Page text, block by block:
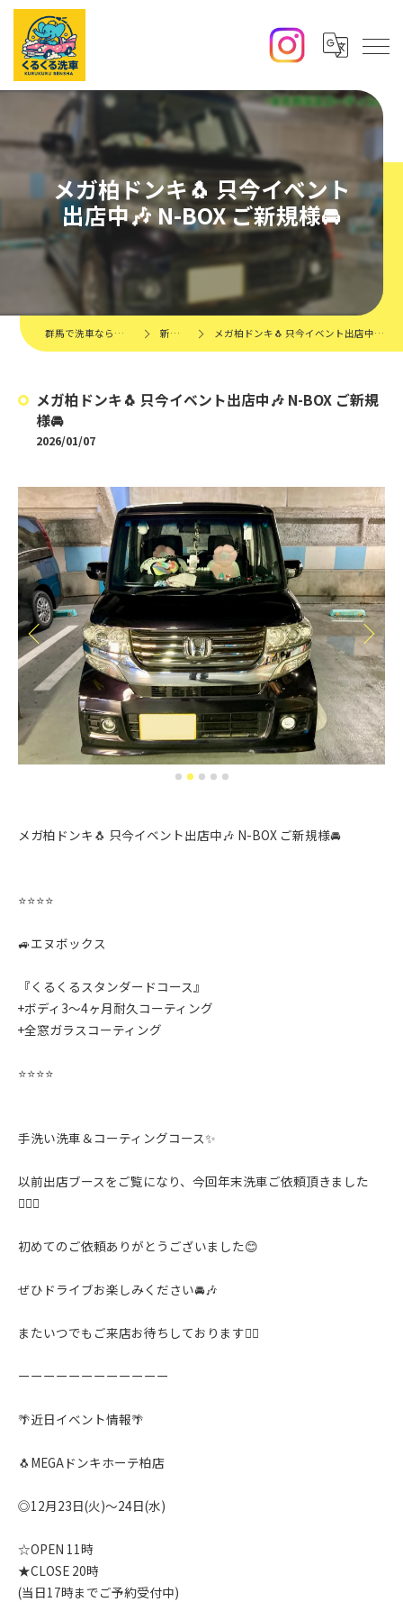
メガ柏ドンキ🐧 只今イベント
出店中🎶 N-BOX ご新規様🚘
群馬で洗車ならくるくる洗車 新着情報 メガ柏ドンキ🐧 只今イベント出店中🎶 N-BOX ご新規様🚘
メガ柏ドンキ🐧 只今イベント出店中🎶 N-BOX ご新規
様🚘
2026/01/07
メガ柏ドンキ🐧 只今イベント出店中🎶 N-BOX ご新規様🚘
⭐️⭐️⭐️⭐️
🚙エヌボックス
『くるくるスタンダードコース』
+ボディ3〜4ヶ月耐久コーティング
+全窓ガラスコーティング
⭐️⭐️⭐️⭐️
手洗い洗車＆コーティングコース✨️
以前出店ブースをご覧になり、今回年末洗車ご依頼頂きました
🙇‍♂️✨️
初めてのご依頼ありがとうございました😊
ぜひドライブお楽しみください🚘🎶
またいつでもご来店お待ちしております🙇‍♂️
ーーーーーーーーーーーー
🌴近日イベント情報🌴
🐧MEGAドンキホーテ柏店
◎12月23日(火)〜24日(水)
☆OPEN 11時
★CLOSE 20時
(当日17時までご予約受付中)